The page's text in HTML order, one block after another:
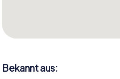
Bekannt aus: